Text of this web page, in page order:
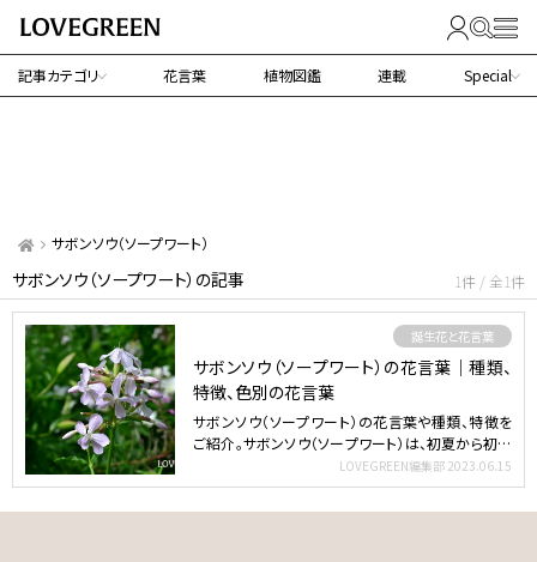
記事カテゴリ 花言葉 植物図鑑 連載 Special
サボンソウ（ソープワート）
サボンソウ（ソープワート）の記事 1件 / 全1件
誕生花と花言葉
サボンソウ（ソープワート）の花言葉｜種類、
特徴、色別の花言葉
サボンソウ（ソープワート）の花言葉や種類、特徴を
ご紹介。サボンソウ（ソープワート）は、初夏から初秋
LOVEGREEN編集部 2023.06.15